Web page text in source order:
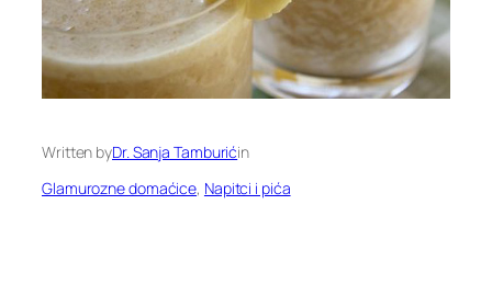
Written byDr. Sanja Tamburićin
Glamurozne domaćice, Napitci i pića